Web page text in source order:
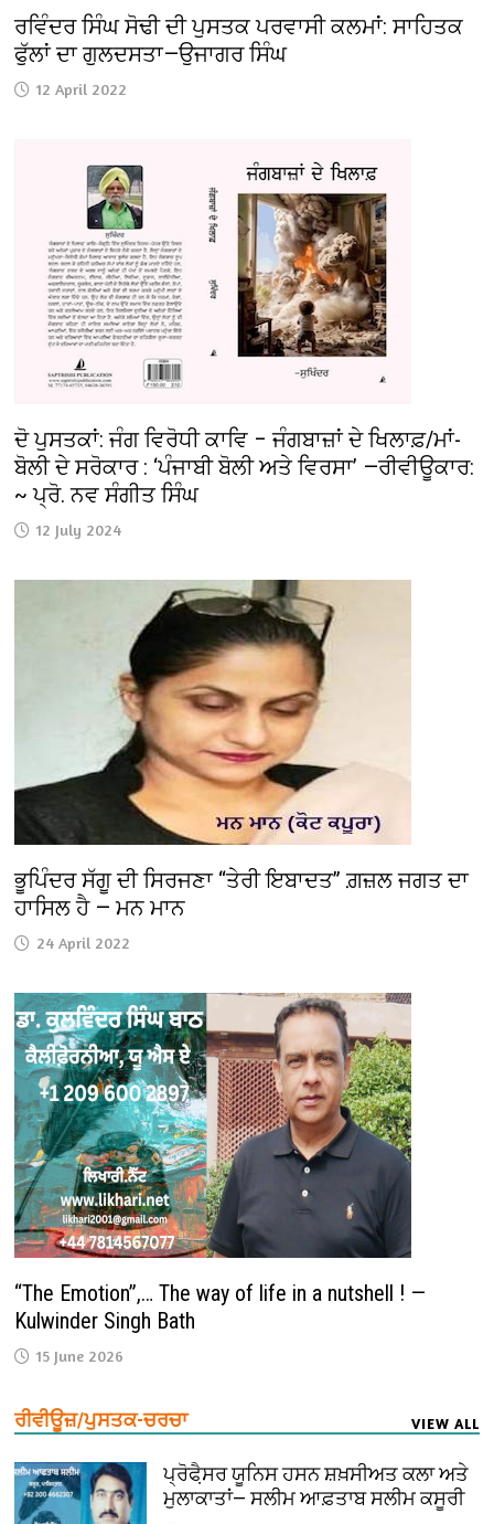
ਰਵਿੰਦਰ ਸਿੰਘ ਸੋਢੀ ਦੀ ਪੁਸਤਕ ਪਰਵਾਸੀ ਕਲਮਾਂ: ਸਾਹਿਤਕ
ਫੁੱਲਾਂ ਦਾ ਗੁਲਦਸਤਾ—ਉਜਾਗਰ ਸਿੰਘ
12 April 2022
ਦੋ ਪੁਸਤਕਾਂ: ਜੰਗ ਵਿਰੋਧੀ ਕਾਵਿ – ਜੰਗਬਾਜ਼ਾਂ ਦੇ ਖਿਲਾਫ਼/ਮਾਂ-
ਬੋਲੀ ਦੇ ਸਰੋਕਾਰ : ‘ਪੰਜਾਬੀ ਬੋਲੀ ਅਤੇ ਵਿਰਸਾ’ —ਰੀਵੀਊਕਾਰ:
~ ਪ੍ਰੋ. ਨਵ ਸੰਗੀਤ ਸਿੰਘ
12 July 2024
ਭੂਪਿੰਦਰ ਸੱਗੂ ਦੀ ਸਿਰਜਣਾ “ਤੇਰੀ ਇਬਾਦਤ” ਗ਼ਜ਼ਲ ਜਗਤ ਦਾ
ਹਾਸਿਲ ਹੈ — ਮਨ ਮਾਨ
24 April 2022
“The Emotion”,… The way of life in a nutshell ! —
Kulwinder Singh Bath
15 June 2026
ਰੀਵੀਊਜ਼/ਪੁਸਤਕ-ਚਰਚਾ VIEW ALL
ਪ੍ਰੋਫੈ਼ਸਰ ਯੂਨਿਸ ਹਸਨ ਸ਼ਖ਼ਸੀਅਤ ਕਲਾ ਅਤੇ
ਮੁਲਾਕਾਤਾਂ— ਸਲੀਮ ਆਫ਼ਤਾਬ ਸਲੀਮ ਕਸੂਰੀ